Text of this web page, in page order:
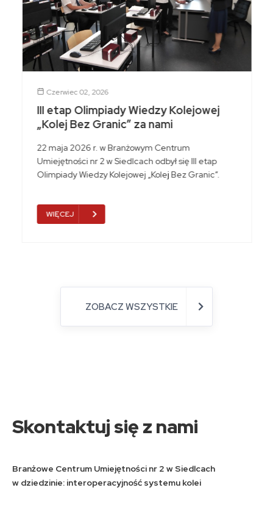
Czerwiec 02, 2026
III etap Olimpiady Wiedzy Kolejowej
„Kolej Bez Granic” za nami
22 maja 2026 r. w Branżowym Centrum
Umiejętności nr 2 w Siedlcach odbył się III etap
Olimpiady Wiedzy Kolejowej „Kolej Bez Granic”.
WIĘCEJ
ZOBACZ WSZYSTKIE
Skontaktuj się z nami
Branżowe Centrum Umiejętności nr 2 w Siedlcach
w dziedzinie: interoperacyjność systemu kolei